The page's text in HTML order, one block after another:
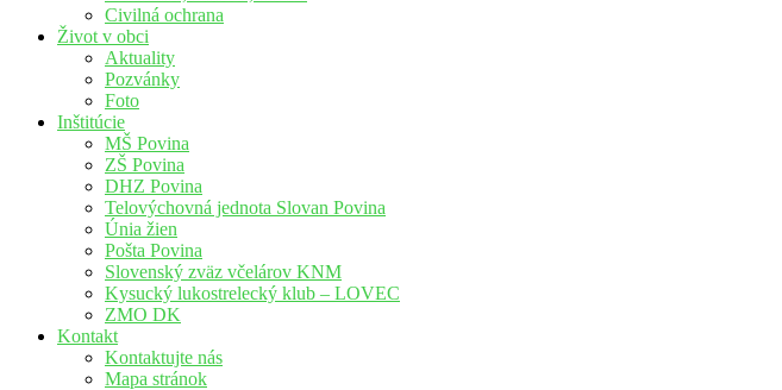
Civilná ochrana
Život v obci
Aktuality
Pozvánky
Foto
Inštitúcie
MŠ Povina
ZŠ Povina
DHZ Povina
Telovýchovná jednota Slovan Povina
Únia žien
Pošta Povina
Slovenský zväz včelárov KNM
Kysucký lukostrelecký klub – LOVEC
ZMO DK
Kontakt
Kontaktujte nás
Mapa stránok